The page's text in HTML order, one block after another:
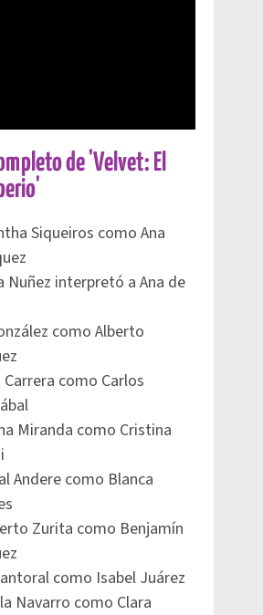
de 'Velvet: El
Siqueiros como Ana
Nuñez interpretó a Ana de
como Alberto
Carrera como Carlos
Miranda como Cristina
Andere como Blanca
Zurita como Benjamín
como Isabel Juárez
Navarro como Clara